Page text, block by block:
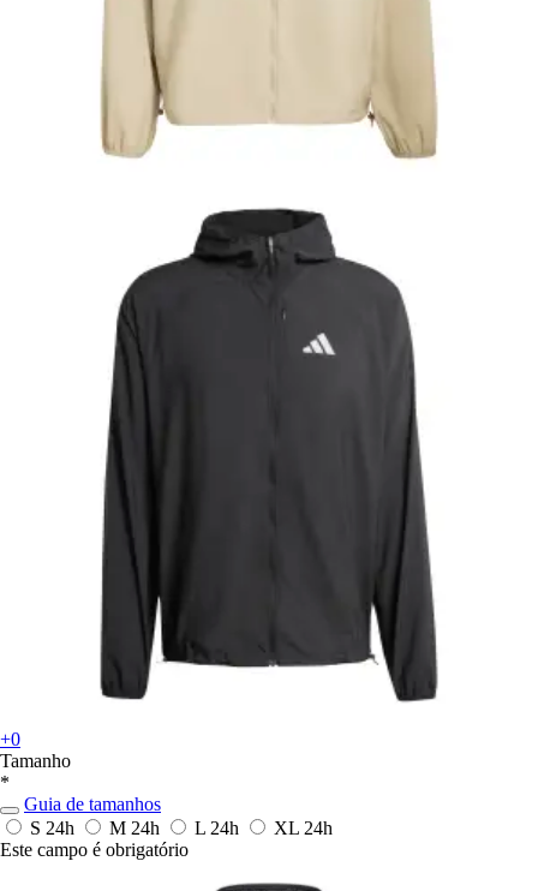
+0
Tamanho
*
Guia de tamanhos
S 24h M 24h L 24h XL 24h
Este campo é obrigatório